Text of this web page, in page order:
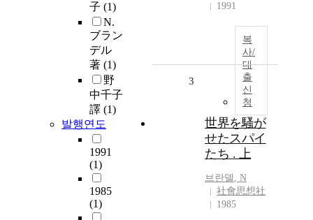
子 (1)
N.
ブラン
デル
著 (1)
野
中千子
譯 (1)
발행연도
1991
(1)
1985
(1)
1991
복
사/
대
출
신
청
3
世界を騷が
せたスパイ
たち . 上
브란델 , N
社會思想社
1985